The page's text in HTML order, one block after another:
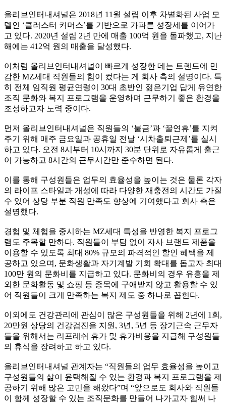
올리브인터내셔널은 2018년 11 월 설립 이후 차별화된 사업 모
델인 ‘클러스터 커머스’를 기반으로 가파른 성장세를 이어가
고 있다. 2020년 설립 2년 만에 매출 100억 원을 돌파했고, 지난
해에는 412억 원의 매출을 달성했다.
이처럼 올리브인터내셔널이 빠르게 성장한 데는 트렌드에 민
감한 MZ세대 직원들의 힘이 컸다는 게 회사 측의 설명이다. 특
히 전체 임직원 평균연령이 30대 초반인 젊은기업 답게 유연한
조직 문화와 복지 프로그램을 운영하며 근무하기 좋은 환경을
조성하고자 노력 중이다.
먼저 올리브인터내셔널은 직원들의 ‘불금’과 ‘꿀연휴’를 지켜
주기 위해 매주 금요일과 공휴일 전날 ‘시차출퇴근제 ’를 실시
하고 있다. 오전 8시부터 10시까지 30분 단위로 자유롭게 출근
이 가능하고 8시간의 근무시간만 준수하면 된다.
이를 통해 구성원들은 업무의 효율성을 높이는 것은 물론 각자
의 라이프 스타일과 개성에 따라 다양한 재충전의 시간도 가질
수 있어 상당 부분 직원 만족도 향상에 기여했다고 회사 측은
설명했다.
경험 및 체험을 중시하는 MZ세대 특성을 반영한 복지 프로그
램도 주목할 만하다. 직원들이 부담 없이 자사 브랜드 제품을
이용할 수 있도록 최대 80% 규모의 파격적인 할인 혜택을 제
공하고 있으며 , 문화생활과 자기계발 기회 확대를 돕고자 최대
100만 원의 문화비를 지급하고 있다. 문화비의 경우 유흥을 제
외한 문화활동 및 쇼핑 등 종목에 구애받지 않고 활용할 수 있
어 직원들이 크게 만족하는 복지 제도 중 하나로 꼽힌다.
이외에도 건강관리에 관심이 많은 구성원들을 위해 2년에 1 회 ,
20만원 상당의 건강검진을 지원 , 3년 , 5년 등 장기근속 근무자
들을 위해서는 리프레쉬 휴가 및 휴가비용을 지급해 구성원들
의 휴식을 장려하고 하고 있다.
올리브인터내셔널 관계자는 “직원들의 업무 효율성을 높이고
구성원들의 삶이 윤택해질 수 있는 환경과 복지 프로그램을 제
공하기 위해 많은 고민을 해왔다”며 “앞으로도 회사와 직원들
이 함께 성장할 수 있는 조직문화를 만들어 나가고자 힘써 나